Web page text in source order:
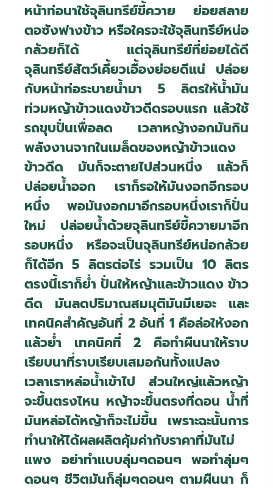
หน้าท่อนาใช้จุลินทรีย์ขี้ควาย ย่อยสลาย
ตอซังฟางข้าว หรือใครจะใช้จุลินทรีย์หน่อ
กล้วยก็ได้ แต่จุลินทรีย์ที่ย่อยได้ดี
จุลินทรีย์สัตว์เคี้ยวเอื้องย่อยดีแน่ ปล่อย
กับหน้าท่อระบายน้ำมา 5 ลิตรให้น้ำมัน
ท่วมหญ้าข้าวแดงข้าวดีดรอบแรก แล้วใช้
รถขุบปั่นเพื่อลด เวลาหญ้างอกมันกิน
พลังงานจากในเมล็ดของหญ้าข้าวแดง
ข้าวดีด มันก็จะตายไปส่วนหนึ่ง แล้วก็
ปล่อยน้ำออก เราก็รอให้มันงอกอีกรอบ
หนึ่ง พอมันงอกมาอีกรอบหนึ่งเราก็ปั่น
ใหม่ ปล่อยน้ำด้วยจุลินทรีย์ขี้ควายมาอีก
รอบหนึ่ง หรือจะเป็นจุลินทรีย์หน่อกล้วย
ก็ได้อีก 5 ลิตรต่อไร่ รวมเป็น 10 ลิตร
ตรงนี้เราก็ย่ำ ปั่นให้หญ้าและข้าวแดง ข้าว
ดีด มันลดปริมาณสมมุติมันมีเยอะ และ
เทคนิคสำคัญอันที่ 2 อันที่ 1 คือล่อให้งอก
แล้วย่ำ เทคนิคที่ 2 คือทำผืนนาให้ราบ
เรียบนาที่ราบเรียบเสมอกันทั้งแปลง
เวลาเราหล่อน้ำเข้าไป ส่วนใหญ่แล้วหญ้า
จะขึ้นตรงไหน หญ้าจะขึ้นตรงที่ดอน น้ำที่
มันหล่อได้หญ้าก็จะไม่ขึ้น เพราะฉะนั้นการ
ทำนาให้ได้ผลผลิตคุ้มค่ากับราคาที่มันไม่
แพง อย่าทำแบบลุ่มๆดอนๆ พอทำลุ่มๆ
ดอนๆ ชีวิตมันก็ลุ่มๆดอนๆ ตามผืนนา ก็